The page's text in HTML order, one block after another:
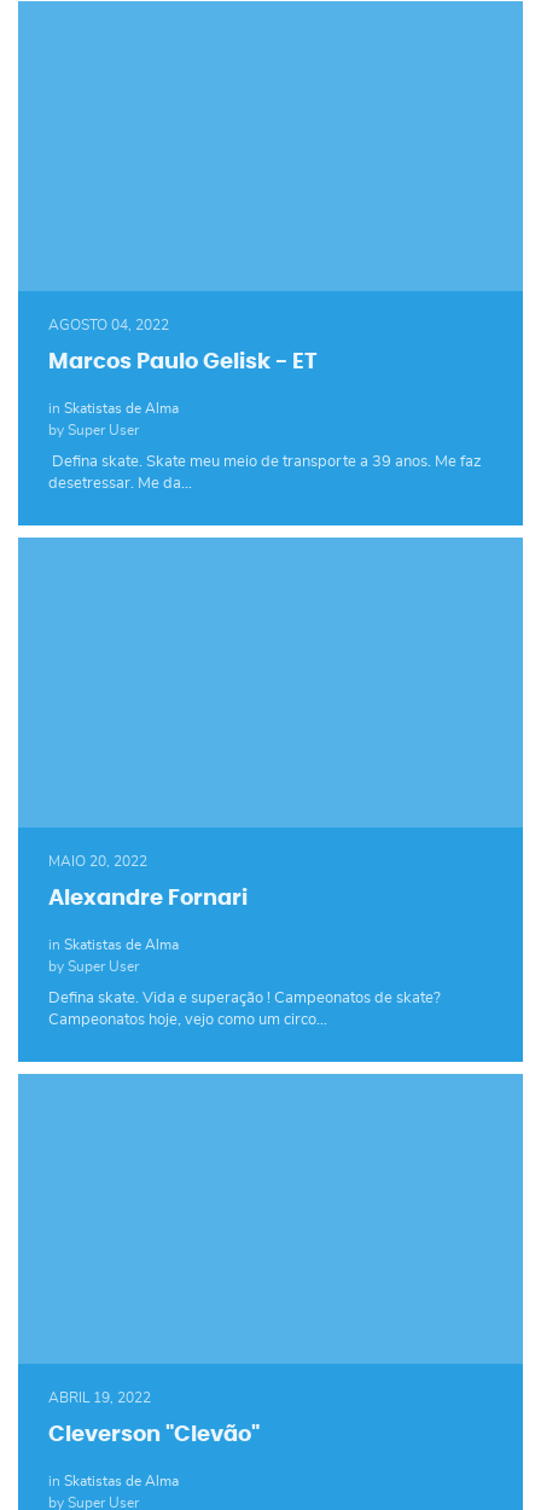
AGOSTO 04, 2022
Marcos Paulo Gelisk - ET
in Skatistas de Alma
by Super User
Defina skate. Skate meu meio de transporte a 39 anos. Me faz
desetressar. Me da…
MAIO 20, 2022
Alexandre Fornari
in Skatistas de Alma
by Super User
Defina skate. Vida e superação ! Campeonatos de skate?
Campeonatos hoje, vejo como um circo…
ABRIL 19, 2022
Cleverson "Clevão"
in Skatistas de Alma
by Super User